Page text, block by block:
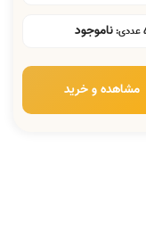
ناموجود
مشاهده و خرید